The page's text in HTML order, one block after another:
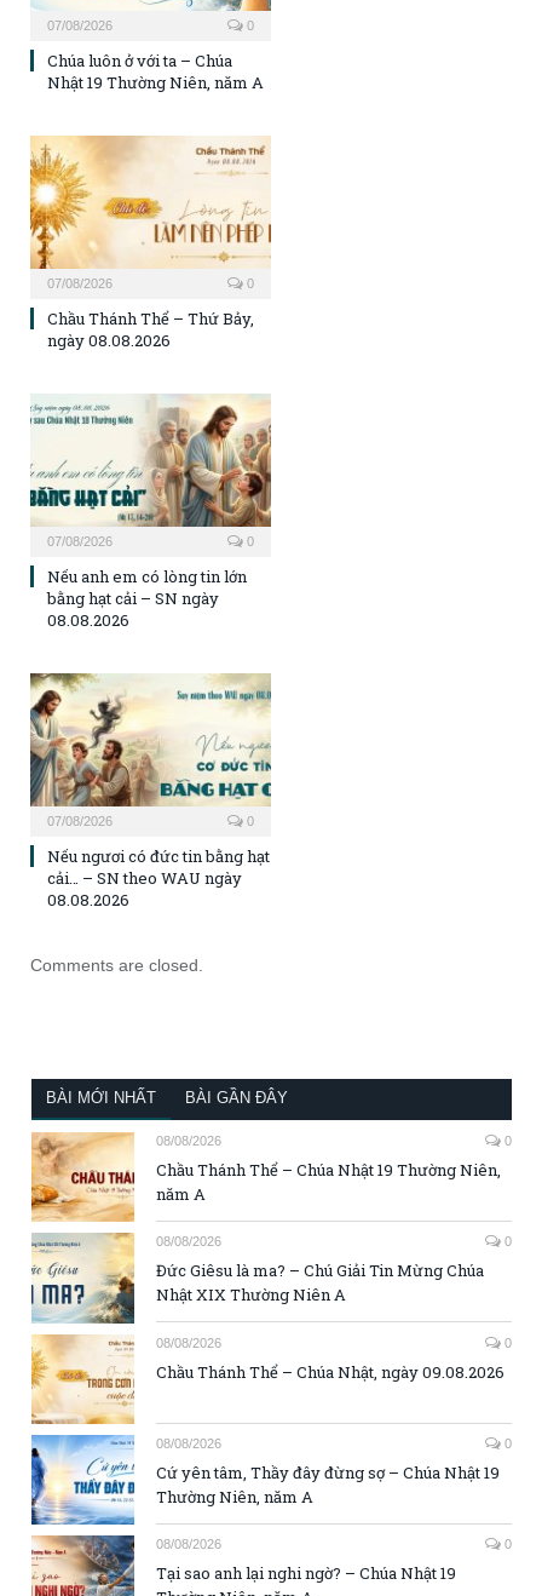
07/08/2026 0
Chúa luôn ở với ta – Chúa
Nhật 19 Thường Niên, năm A
07/08/2026 0
Chầu Thánh Thể – Thứ Bảy,
ngày 08.08.2026
07/08/2026 0
Nếu anh em có lòng tin lớn
bằng hạt cải – SN ngày
08.08.2026
07/08/2026 0
Nếu ngươi có đức tin bằng hạt
cải… – SN theo WAU ngày
08.08.2026
Comments are closed.
BÀI MỚI NHẤT BÀI GẦN ĐÂY
08/08/2026 0
Chầu Thánh Thể – Chúa Nhật 19 Thường Niên,
năm A
08/08/2026 0
Đức Giêsu là ma? – Chú Giải Tin Mừng Chúa
Nhật XIX Thường Niên A
08/08/2026 0
Chầu Thánh Thể – Chúa Nhật, ngày 09.08.2026
08/08/2026 0
Cứ yên tâm, Thầy đây đừng sợ – Chúa Nhật 19
Thường Niên, năm A
08/08/2026 0
Tại sao anh lại nghi ngờ? – Chúa Nhật 19